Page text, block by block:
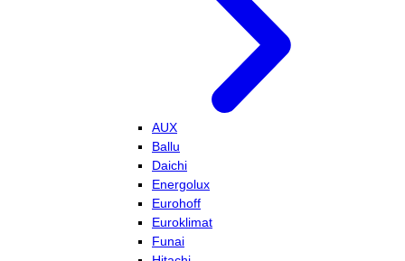
AUX
Ballu
Daichi
Energolux
Eurohoff
Euroklimat
Funai